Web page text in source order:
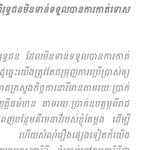
នមិនទាន់ទទួលបានការកាត់ទោស
ជន ដែលមិនទាន់ទទួលបានការកាត់
ះយើងត្រូវតែជម្រុញការប្រើប្រាស់ឲ្យ
កិច្ចការនារីមានតាមរយៈប្រាក់
ដិធម៌មាន តាមរយៈប្រាក់ឧបត្ថម្ភពីរាជ
បន្ថែមគឺមេធាវីរបស់ខ្ញុំតែម្ដង ដើម្បី
រីក្រ ហើយសំណុំរឿងផ្សេងទៀតក៏យើង